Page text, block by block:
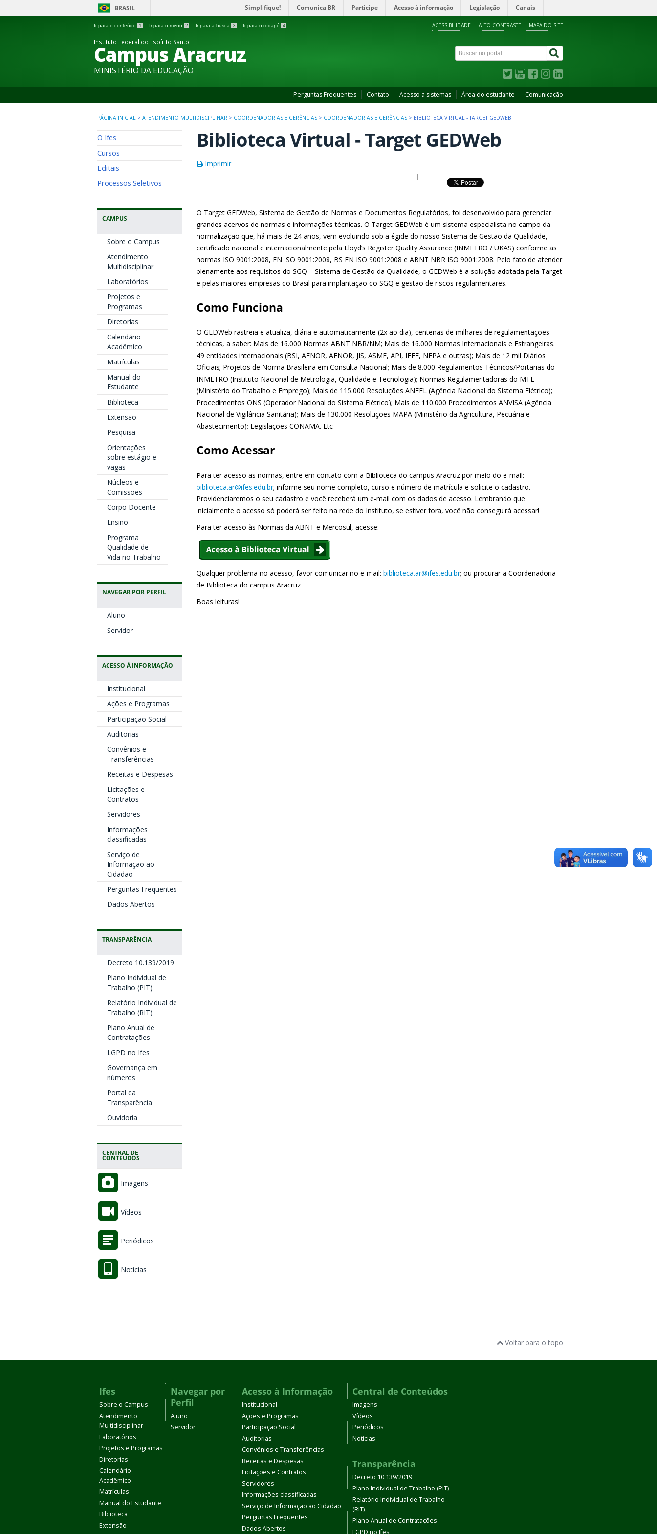
BRASIL Simplifique! Comunica BR Participe Acesso à informação Legislação Canais
Ir para o conteúdo 1 Ir para o menu 2 Ir para a busca 3 Ir para o rodapé 4 ACESSIBILIDADE ALTO CONTRASTE MAPA DO SITE
Instituto Federal do Espírito Santo
Campus Aracruz
MINISTÉRIO DA EDUCAÇÃO
Perguntas Frequentes Contato Acesso a sistemas Área do estudante Comunicação
PÁGINA INICIAL > ATENDIMENTO MULTIDISCIPLINAR > COORDENADORIAS E GERÊNCIAS > COORDENADORIAS E GERÊNCIAS > BIBLIOTECA VIRTUAL - TARGET GEDWEB
O Ifes
Cursos
Editais
Processos Seletivos
CAMPUS
Sobre o Campus
Atendimento
Multidisciplinar
Laboratórios
Projetos e
Programas
Diretorias
Calendário
Acadêmico
Matrículas
Manual do
Estudante
Biblioteca
Extensão
Pesquisa
Orientações
sobre estágio e
vagas
Núcleos e
Comissões
Corpo Docente
Ensino
Programa
Qualidade de
Vida no Trabalho
NAVEGAR POR PERFIL
Aluno
Servidor
ACESSO À INFORMAÇÃO
Institucional
Ações e Programas
Participação Social
Auditorias
Convênios e
Transferências
Receitas e Despesas
Licitações e
Contratos
Servidores
Informações
classificadas
Serviço de
Informação ao
Cidadão
Perguntas Frequentes
Dados Abertos
TRANSPARÊNCIA
Decreto 10.139/2019
Plano Individual de
Trabalho (PIT)
Relatório Individual de
Trabalho (RIT)
Plano Anual de
Contratações
LGPD no Ifes
Governança em
números
Portal da
Transparência
Ouvidoria
CENTRAL DE
CONTEÚDOS
Imagens
Vídeos
Periódicos
Notícias
Biblioteca Virtual - Target GEDWeb
Imprimir
O Target GEDWeb, Sistema de Gestão de Normas e Documentos Regulatórios, foi desenvolvido para gerenciar
grandes acervos de normas e informações técnicas. O Target GEDWeb é um sistema especialista no campo da
normalização que, há mais de 24 anos, vem evoluindo sob a égide do nosso Sistema de Gestão da Qualidade,
certificado nacional e internacionalmente pela Lloyd’s Register Quality Assurance (INMETRO / UKAS) conforme as
normas ISO 9001:2008, EN ISO 9001:2008, BS EN ISO 9001:2008 e ABNT NBR ISO 9001:2008. Pelo fato de atender
plenamente aos requisitos do SGQ – Sistema de Gestão da Qualidade, o GEDWeb é a solução adotada pela Target
e pelas maiores empresas do Brasil para implantação do SGQ e gestão de riscos regulamentares.
Como Funciona
O GEDWeb rastreia e atualiza, diária e automaticamente (2x ao dia), centenas de milhares de regulamentações
técnicas, a saber: Mais de 16.000 Normas ABNT NBR/NM; Mais de 16.000 Normas Internacionais e Estrangeiras.
49 entidades internacionais (BSI, AFNOR, AENOR, JIS, ASME, API, IEEE, NFPA e outras); Mais de 12 mil Diários
Oficiais; Projetos de Norma Brasileira em Consulta Nacional; Mais de 8.000 Regulamentos Técnicos/Portarias do
INMETRO (Instituto Nacional de Metrologia, Qualidade e Tecnologia); Normas Regulamentadoras do MTE
(Ministério do Trabalho e Emprego); Mais de 115.000 Resoluções ANEEL (Agência Nacional do Sistema Elétrico);
Procedimentos ONS (Operador Nacional do Sistema Elétrico); Mais de 110.000 Procedimentos ANVISA (Agência
Nacional de Vigilância Sanitária); Mais de 130.000 Resoluções MAPA (Ministério da Agricultura, Pecuária e
Abastecimento); Legislações CONAMA. Etc
Como Acessar
Para ter acesso as normas, entre em contato com a Biblioteca do campus Aracruz por meio do e-mail:
biblioteca.ar@ifes.edu.br; informe seu nome completo, curso e número de matrícula e solicite o cadastro.
Providenciaremos o seu cadastro e você receberá um e-mail com os dados de acesso. Lembrando que
inicialmente o acesso só poderá ser feito na rede do Instituto, se estiver fora, você não conseguirá acessar!
Para ter acesso às Normas da ABNT e Mercosul, acesse:
Qualquer problema no acesso, favor comunicar no e-mail: biblioteca.ar@ifes.edu.br; ou procurar a Coordenadoria
de Biblioteca do campus Aracruz.
Boas leituras!
Voltar para o topo
Ifes
Sobre o Campus
Atendimento
Multidisciplinar
Laboratórios
Projetos e Programas
Diretorias
Calendário
Acadêmico
Matrículas
Manual do Estudante
Biblioteca
Extensão
Navegar por
Perfil
Aluno
Servidor
Acesso à Informação
Institucional
Ações e Programas
Participação Social
Auditorias
Convênios e Transferências
Receitas e Despesas
Licitações e Contratos
Servidores
Informações classificadas
Serviço de Informação ao Cidadão
Perguntas Frequentes
Dados Abertos
Central de Conteúdos
Imagens
Vídeos
Periódicos
Notícias
Transparência
Decreto 10.139/2019
Plano Individual de Trabalho (PIT)
Relatório Individual de Trabalho
(RIT)
Plano Anual de Contratações
LGPD no Ifes